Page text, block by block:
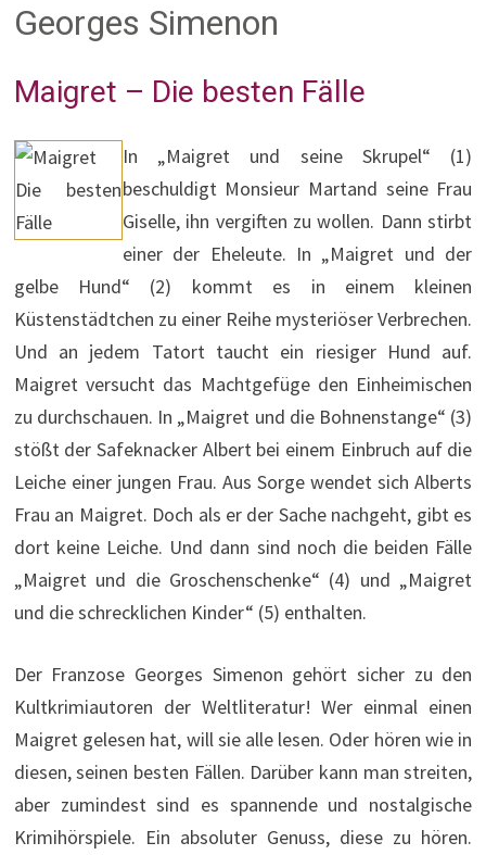
Georges Simenon
Maigret – Die besten Fälle
In „Maigret und seine Skrupel“ (1)
beschuldigt Monsieur Martand seine Frau
Giselle, ihn vergiften zu wollen. Dann stirbt
einer der Eheleute. In „Maigret und der
gelbe Hund“ (2) kommt es in einem kleinen
Küstenstädtchen zu einer Reihe mysteriöser Verbrechen.
Und an jedem Tatort taucht ein riesiger Hund auf.
Maigret versucht das Machtgefüge den Einheimischen
zu durchschauen. In „Maigret und die Bohnenstange“ (3)
stößt der Safeknacker Albert bei einem Einbruch auf die
Leiche einer jungen Frau. Aus Sorge wendet sich Alberts
Frau an Maigret. Doch als er der Sache nachgeht, gibt es
dort keine Leiche. Und dann sind noch die beiden Fälle
„Maigret und die Groschenschenke“ (4) und „Maigret
und die schrecklichen Kinder“ (5) enthalten.
Der Franzose Georges Simenon gehört sicher zu den
Kultkrimiautoren der Weltliteratur! Wer einmal einen
Maigret gelesen hat, will sie alle lesen. Oder hören wie in
diesen, seinen besten Fällen. Darüber kann man streiten,
aber zumindest sind es spannende und nostalgische
Krimihörspiele. Ein absoluter Genuss, diese zu hören.